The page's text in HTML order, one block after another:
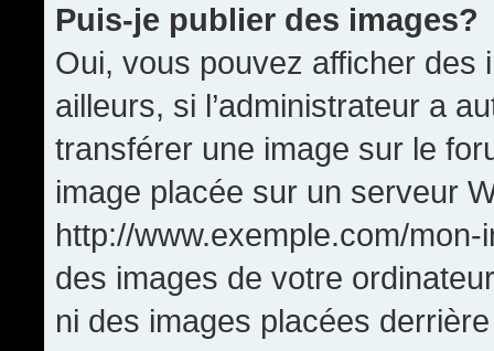
Puis-je publier des images?
Oui, vous pouvez afficher
ailleurs, si l’administrateur a
transférer une image sur le
image placée sur un serveur
http://www.exemple.com/
des images de votre
ni des images placées